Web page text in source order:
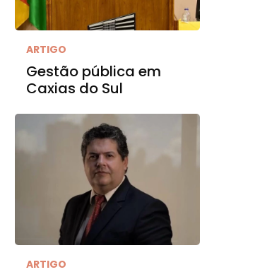
ARTIGO
Gestão pública em
Caxias do Sul
ARTIGO